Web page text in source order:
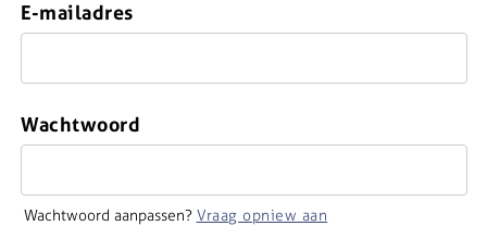
E-mailadres
Wachtwoord
Wachtwoord aanpassen? Vraag opniew aan